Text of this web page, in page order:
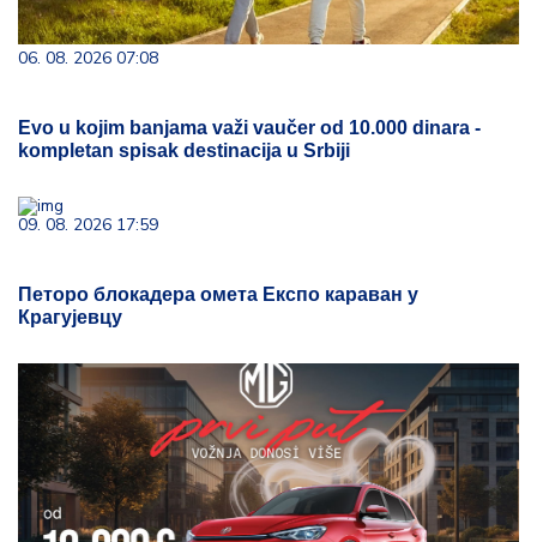
06. 08. 2026 07:08
Evo u kojim banjama važi vaučer od 10.000 dinara -
kompletan spisak destinacija u Srbiji
09. 08. 2026 17:59
Петоро блокадера омета Експо караван у
Крагујевцу